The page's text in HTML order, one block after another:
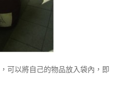
可以將自己的物品放入袋內，即